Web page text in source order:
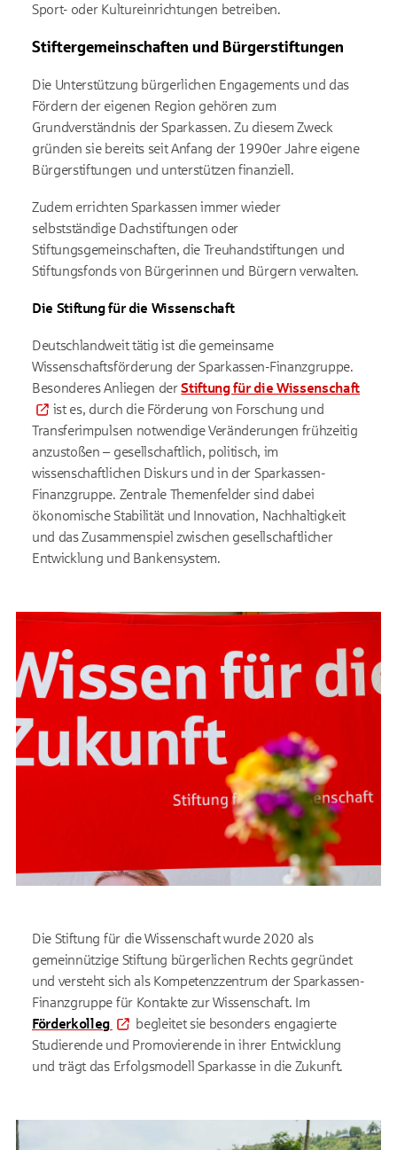
Sport- oder Kultureinrichtungen betreiben.
Stiftergemeinschaften und Bürgerstiftungen
Die Unterstützung bürgerlichen Engagements und das
Fördern der eigenen Region gehören zum
Grundverständnis der Sparkassen. Zu diesem Zweck
gründen sie bereits seit Anfang der 1990er Jahre eigene
Bürgerstiftungen und unterstützen finanziell.
Zudem errichten Sparkassen immer wieder
selbstständige Dachstiftungen oder
Stiftungsgemeinschaften, die Treuhandstiftungen und
Stiftungsfonds von Bürgerinnen und Bürgern verwalten.
Die Stiftung für die Wissenschaft
Deutschlandweit tätig ist die gemeinsame
Wissenschaftsförderung der Sparkassen-Finanzgruppe.
Besonderes Anliegen derStiftung für die Wissenschaft
ist es, durch die Förderung von Forschung und
Transferimpulsen notwendige Veränderungen frühzeitig
anzustoßen – gesellschaftlich, politisch, im
wissenschaftlichen Diskurs und in der Sparkassen-
Finanzgruppe. Zentrale Themenfelder sind dabei
ökonomische Stabilität und Innovation, Nachhaltigkeit
und das Zusammenspiel zwischen gesellschaftlicher
Entwicklung und Bankensystem.
Die Stiftung für die Wissenschaft wurde 2020 als
gemeinnützige Stiftung bürgerlichen Rechts gegründet
und versteht sich als Kompetenzzentrum der Sparkassen-
Finanzgruppe für Kontakte zur Wissenschaft. Im
Förderkolleg
begleitet sie besonders engagierte
Studierende und Promovierende in ihrer Entwicklung
und trägt das Erfolgsmodell Sparkasse in die Zukunft.